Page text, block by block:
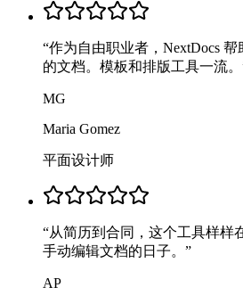
“作为自由职业者，NextDocs
的文档。模板和排版工具一流。
MG
Maria Gomez
平面设计师
“从简历到合同，这个工具样样
手动编辑文档的日子。 ”
AP